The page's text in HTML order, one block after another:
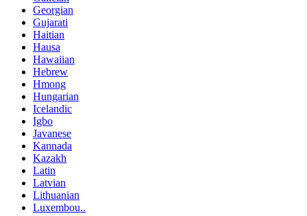
Georgian
Gujarati
Haitian
Hausa
Hawaiian
Hebrew
Hmong
Hungarian
Icelandic
Igbo
Javanese
Kannada
Kazakh
Latin
Latvian
Lithuanian
Luxembou..